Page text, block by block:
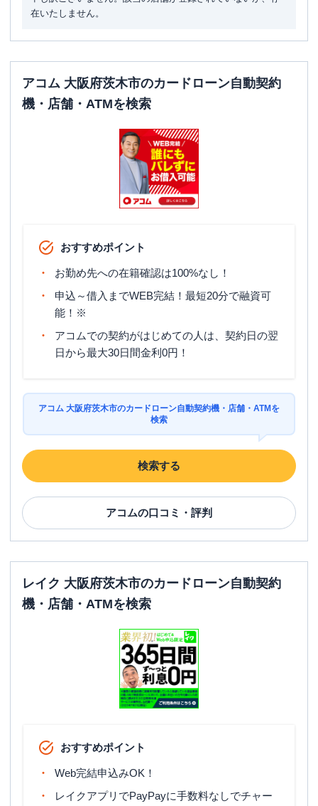
在いたしません。
アコム 大阪府茨木市のカードローン自動契約
機・店舗・ATMを検索
おすすめポイント
お勤め先への在籍確認は100%なし！
申込～借入までWEB完結！最短20分で融資可
能！※
アコムでの契約がはじめての人は、契約日の翌
日から最大30日間金利0円！
アコム 大阪府茨木市のカードローン自動契約機・店舗・ATMを
検索
検索する
アコムの口コミ・評判
レイク 大阪府茨木市のカードローン自動契約
機・店舗・ATMを検索
おすすめポイント
Web完結申込みOK！
レイクアプリでPayPayに手数料なしでチャー